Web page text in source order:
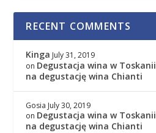
RECENT COMMENTS
Kinga July 31, 2019
on Degustacja wina w
na degustację wina Chianti
Gosia July 30, 2019
on Degustacja wina w
na degustację wina Chianti